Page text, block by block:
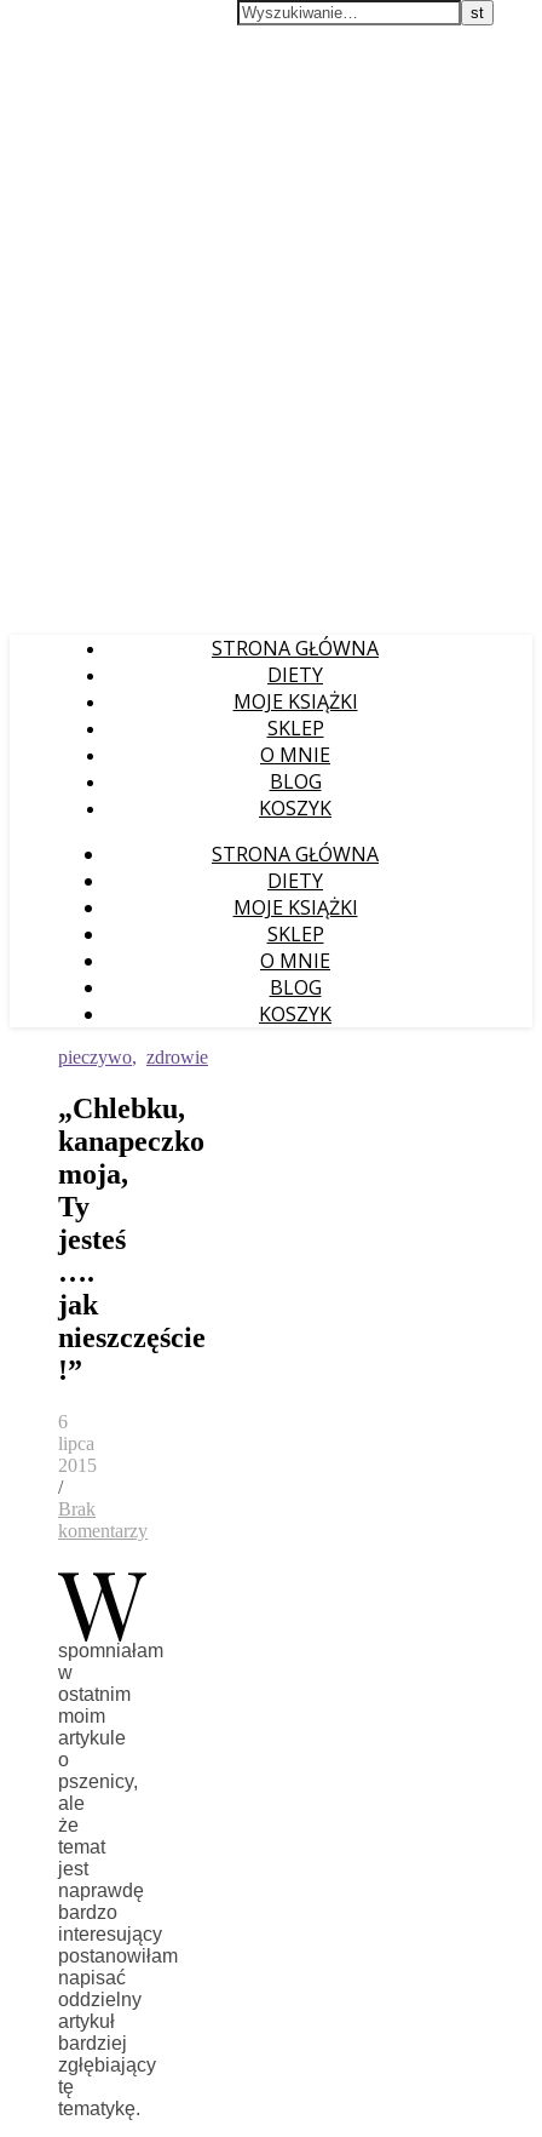
STRONA GŁÓWNA
DIETY
MOJE KSIĄŻKI
SKLEP
O MNIE
BLOG
KOSZYK
STRONA GŁÓWNA
DIETY
MOJE KSIĄŻKI
SKLEP
O MNIE
BLOG
KOSZYK
pieczywo, zdrowie
„Chlebku,
kanapeczko
moja,
Ty
jesteś
….
jak
nieszczęście
!”
6
lipca
2015
/
Brak
komentarzy
W
spomniałam
w
ostatnim
moim
artykule
o
pszenicy,
ale
że
temat
jest
naprawdę
bardzo
interesujący
postanowiłam
napisać
oddzielny
artykuł
bardziej
zgłębiający
tę
tematykę.